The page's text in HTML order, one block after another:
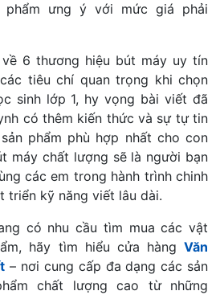
phẩm ưng ý với mức giá phải
6 thương hiệu bút máy uy tín
tiêu chí quan trọng khi chọn
sinh lớp 1, hy vọng bài viết đã
có thêm kiến thức và sự tự tin
phẩm phù hợp nhất cho con
máy chất lượng sẽ là người bạn
các em trong hành trình chinh
triển kỹ năng viết lâu dài.
có nhu cầu tìm mua các vật
hãy tìm hiểu cửa hàng Văn
– nơi cung cấp đa dạng các sản
chất lượng cao từ những